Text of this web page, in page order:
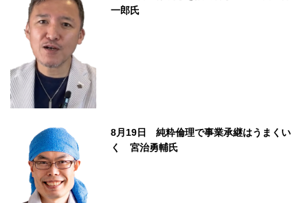
一郎氏
8月19日 純粋倫理で事業承継はうまくい
く 宮治勇輔氏